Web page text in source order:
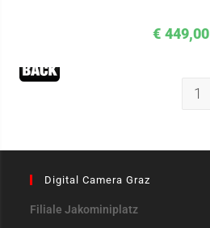
€ 449,00
1
Digital Camera Graz
Filiale Jakominiplatz